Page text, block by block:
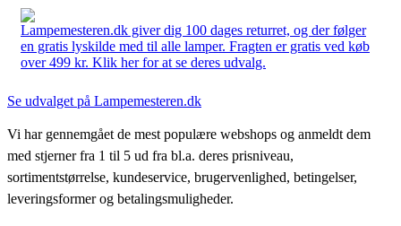
Lampemesteren.dk giver dig 100 dages returret, og der følger
en gratis lyskilde med til alle lamper. Fragten er gratis ved køb
over 499 kr. Klik her for at se deres udvalg.
Se udvalget på Lampemesteren.dk
Vi har gennemgået de mest populære webshops og anmeldt dem
med stjerner fra 1 til 5 ud fra bl.a. deres prisniveau,
sortimentstørrelse, kundeservice, brugervenlighed, betingelser,
leveringsformer og betalingsmuligheder.